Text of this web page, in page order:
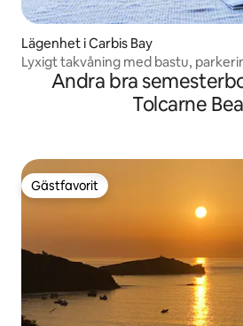
Lägenhet i Carbis Bay
Lyxigt takvåning med bastu,
Andra bra
Tolcarne
Gästfavorit
Gästfavorit